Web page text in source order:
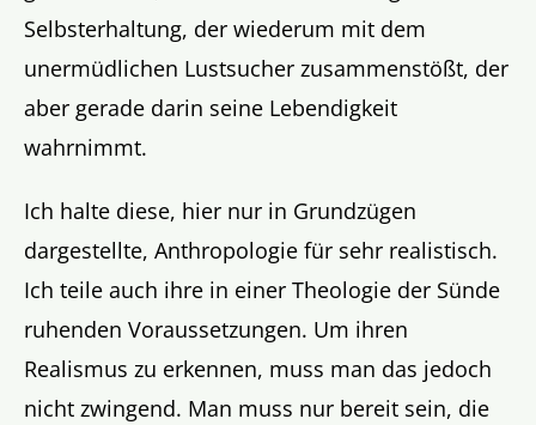
Selbsterhaltung, der wiederum mit dem
unermüdlichen Lustsucher zusammenstößt, der
aber gerade darin seine Lebendigkeit
wahrnimmt.
Ich halte diese, hier nur in Grundzügen
dargestellte, Anthropologie für sehr realistisch.
Ich teile auch ihre in einer Theologie der Sünde
ruhenden Voraussetzungen. Um ihren
Realismus zu erkennen, muss man das jedoch
nicht zwingend. Man muss nur bereit sein, die